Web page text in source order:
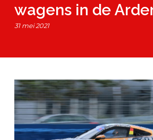
wagens in de
31 mei 2021